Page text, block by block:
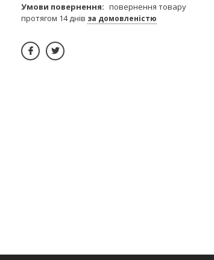
повернення товару
протягом 14 днів за домовленістю